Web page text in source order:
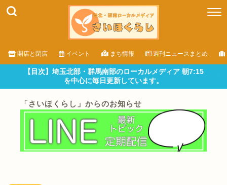
開店と閉店 イベント まち情報 週刊ニュースまとめ
【目次】埼玉北部・群馬南部のローカルメディア 朝7:15
を中心に毎日更新しています。
「さいほくらし」からのお知らせ